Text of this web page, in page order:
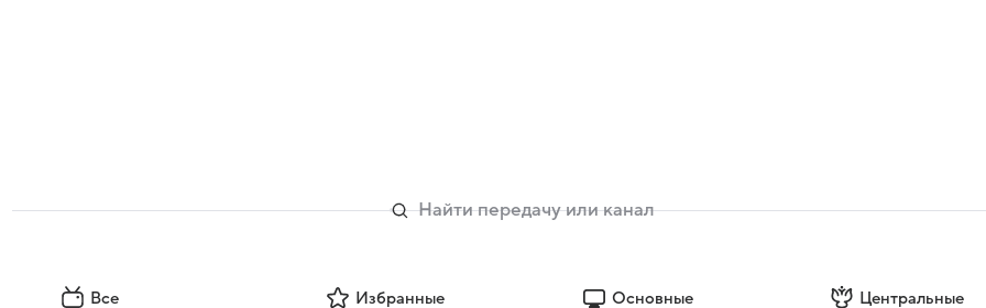
Все Избранные Основные Центральные